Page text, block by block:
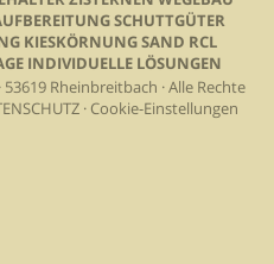
SCHUTTGÜTER
KIESKÖRNUNG SAND RCL
INDIVIDUELLE LÖSUNGEN
Rheinbreitbach · Alle Rechte
· Cookie-Einstellungen